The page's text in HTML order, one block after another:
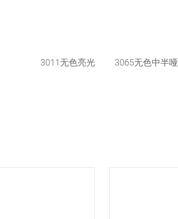
3011无色亮光 3065无色中半哑